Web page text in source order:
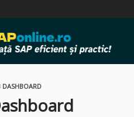
DASHBOARD